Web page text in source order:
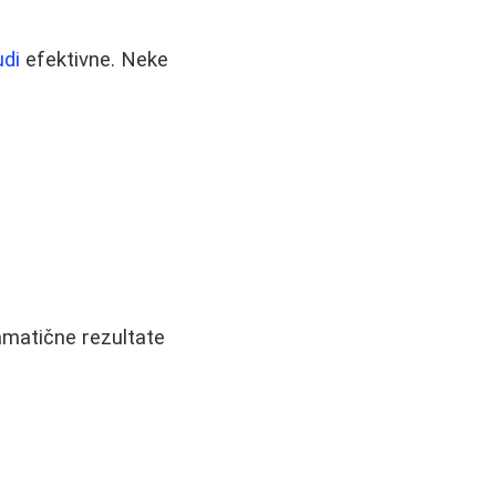
efektivne. Neke
rezultate